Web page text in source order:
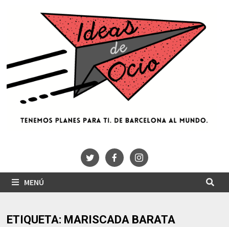
MENÚ
ETIQUETA: MARISCADA BARATA